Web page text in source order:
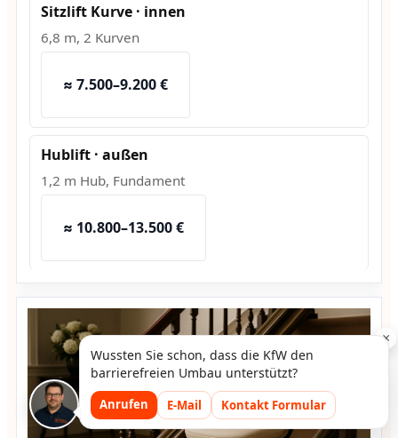
Sitzlift Kurve · innen
6,8 m, 2 Kurven
≈ 7.500–9.200 €
Hublift · außen
1,2 m Hub, Fundament
≈ 10.800–13.500 €
×
Wussten Sie schon, dass die KfW den
barrierefreien Umbau unterstützt?
Anrufen E-Mail Kontakt Formular